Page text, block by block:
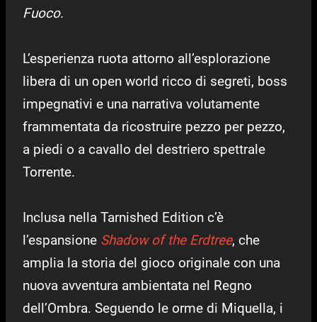
Fuoco.
L’esperienza ruota attorno all’esplorazione
libera di un open world ricco di segreti, boss
impegnativi e una narrativa volutamente
frammentata da ricostruire pezzo per pezzo,
a piedi o a cavallo del destriero spettrale
Torrente.
Inclusa nella Tarnished Edition c’è
l’espansione Shadow of the Erdtree, che
amplia la storia del gioco originale con una
nuova avventura ambientata nel Regno
dell’Ombra. Seguendo le orme di Miquella, i